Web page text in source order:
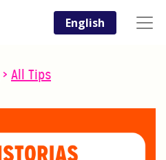
English
> All Tips